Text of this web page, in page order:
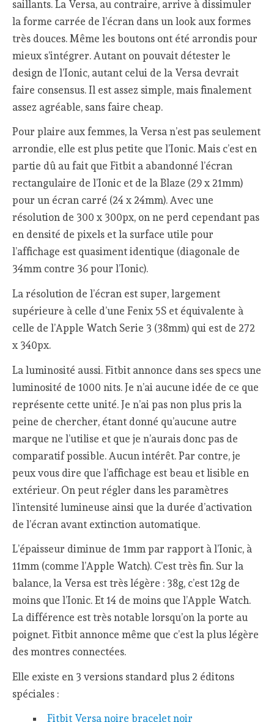
saillants. La Versa, au contraire, arrive à dissimuler
la forme carrée de l’écran dans un look aux formes
très douces. Même les boutons ont été arrondis pour
mieux s’intégrer. Autant on pouvait détester le
design de l’Ionic, autant celui de la Versa devrait
faire consensus. Il est assez simple, mais finalement
assez agréable, sans faire cheap.
Pour plaire aux femmes, la Versa n’est pas seulement
arrondie, elle est plus petite que l’Ionic. Mais c’est en
partie dû au fait que Fitbit a abandonné l’écran
rectangulaire de l’Ionic et de la Blaze (29 x 21mm)
pour un écran carré (24 x 24mm). Avec une
résolution de 300 x 300px, on ne perd cependant pas
en densité de pixels et la surface utile pour
l’affichage est quasiment identique (diagonale de
34mm contre 36 pour l’Ionic).
La résolution de l’écran est super, largement
supérieure à celle d’une Fenix 5S et équivalente à
celle de l’Apple Watch Serie 3 (38mm) qui est de 272
x 340px.
La luminosité aussi. Fitbit annonce dans ses specs une
luminosité de 1000 nits. Je n’ai aucune idée de ce que
représente cette unité. Je n’ai pas non plus pris la
peine de chercher, étant donné qu’aucune autre
marque ne l’utilise et que je n’aurais donc pas de
comparatif possible. Aucun intérêt. Par contre, je
peux vous dire que l’affichage est beau et lisible en
extérieur. On peut régler dans les paramètres
l’intensité lumineuse ainsi que la durée d’activation
de l’écran avant extinction automatique.
L’épaisseur diminue de 1mm par rapport à l’Ionic, à
11mm (comme l’Apple Watch). C’est très fin. Sur la
balance, la Versa est très légère : 38g, c’est 12g de
moins que l’Ionic. Et 14 de moins que l’Apple Watch.
La différence est très notable lorsqu’on la porte au
poignet. Fitbit annonce même que c’est la plus légère
des montres connectées.
Elle existe en 3 versions standard plus 2 éditons
spéciales :
Fitbit Versa noire bracelet noir